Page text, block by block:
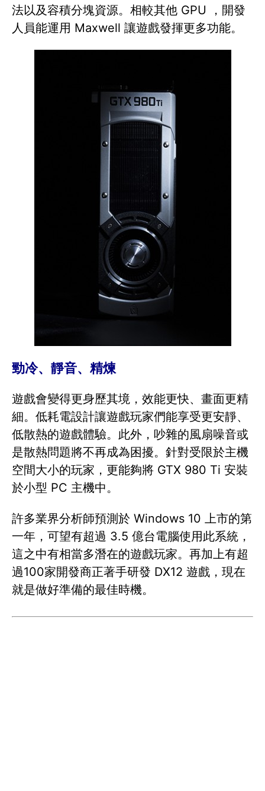
法以及容積分塊資源。相較其他 GPU ，開發
人員能運用 Maxwell 讓遊戲發揮更多功能。
勁冷、靜音、精煉
遊戲會變得更身歷其境，效能更快、畫面更精
細。低耗電設計讓遊戲玩家們能享受更安靜、
低散熱的遊戲體驗。此外，吵雜的風扇噪音或
是散熱問題將不再成為困擾。針對受限於主機
空間大小的玩家，更能夠將 GTX 980 Ti 安裝
於小型 PC 主機中。
許多業界分析師預測於 Windows 10 上市的第
一年，可望有超過 3.5 億台電腦使用此系統，
這之中有相當多潛在的遊戲玩家。再加上有超
過100家開發商正著手研發 DX12 遊戲，現在
就是做好準備的最佳時機。